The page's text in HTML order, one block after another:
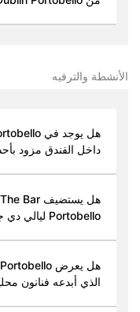
الأنشطة والترفيه
داخل الفندق مزود
Portobello ليالي دي جي أو عروضاً ترفيهية حية بانتظام؟
الذي أبدعه فنانون